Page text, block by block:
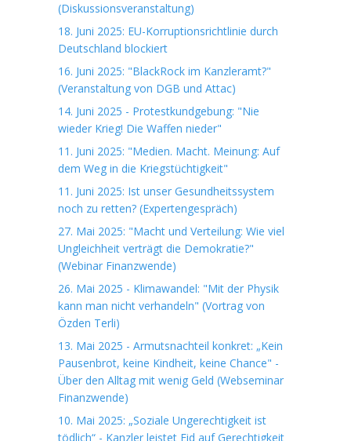
(Diskussionsveranstaltung)
18. Juni 2025: EU-Korruptionsrichtlinie durch
Deutschland blockiert
16. Juni 2025: "BlackRock im Kanzleramt?"
(Veranstaltung von DGB und Attac)
14. Juni 2025 - Protestkundgebung: "Nie
wieder Krieg! Die Waffen nieder"
11. Juni 2025: "Medien. Macht. Meinung: Auf
dem Weg in die Kriegstüchtigkeit"
11. Juni 2025: Ist unser Gesundheitssystem
noch zu retten? (Expertengespräch)
27. Mai 2025: "Macht und Verteilung: Wie viel
Ungleichheit verträgt die Demokratie?"
(Webinar Finanzwende)
26. Mai 2025 - Klimawandel: "Mit der Physik
kann man nicht verhandeln" (Vortrag von
Özden Terli)
13. Mai 2025 - Armutsnachteil konkret: „Kein
Pausenbrot, keine Kindheit, keine Chance" -
Über den Alltag mit wenig Geld (Webseminar
Finanzwende)
10. Mai 2025: „Soziale Ungerechtigkeit ist
tödlich“ - Kanzler leistet Eid auf Gerechtigkeit